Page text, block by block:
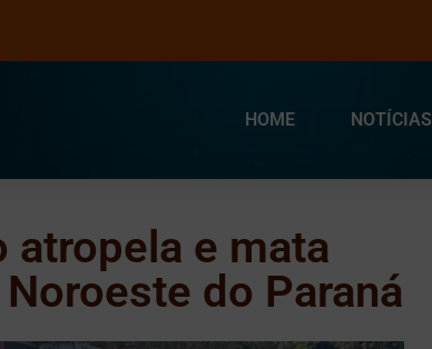
HOME NOTÍCIAS
e mata
do Paraná